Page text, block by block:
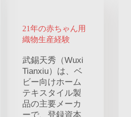
21年の赤ちゃん用
織物生産経験
武錫天秀（Wuxi
Tianxiu）は、ベ
ビー向けホーム
テキスタイル製
品の主要メーカ
ーで、登録資本